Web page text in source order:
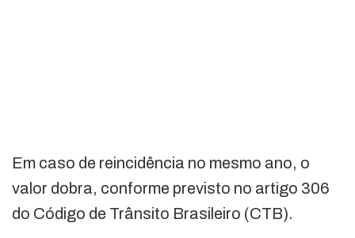
Em caso de reincidência no mesmo ano, o
valor dobra, conforme previsto no artigo 306
do Código de Trânsito Brasileiro (CTB).